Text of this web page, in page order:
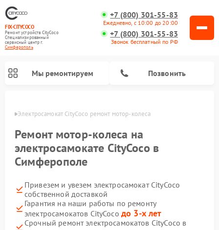
FIX-CITYCOCO
Ремонт устройств CityCoco
Специализированный
cервисный центр г.
Симферополь
+7 (800) 301-55-83
Ежедневно, с 10:00 до 20:00
+7 (800) 301-55-83
Звонок бесплатный по РФ
Мы ремонтируем Позвонить
Электросамокат CityCoco ремонт мотор-колеса
Ремонт мотор-колеса на
электросамокате CityCoco в
Симферополе
Привезем и увезем электросамокат CityCoco
собственной доставкой
Гарантия на наши работы по ремонту
электросамокатов CityCoco до 3-х лет
Срочный ремонт электросамокатов CityCoco в